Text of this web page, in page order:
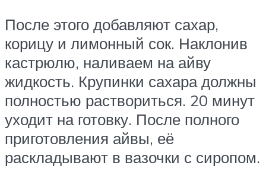
После этого добавляют сахар,
корицу и лимонный сок. Наклонив
кастрюлю, наливаем на айву
жидкость. Крупинки сахара должны
полностью раствориться. 20 минут
уходит на готовку. После полного
приготовления айвы, её
раскладывают в вазочки с сиропом.